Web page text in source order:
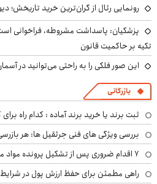
رونمایی رئال از گران‌ترین خرید تاریخش؛
پزشکیان: پاسداشت مشروطه، فراخوانی
تکیه بر حاکمیت قانون
این صور فلکی را به راحتی می‌توانید در
بازرگانی
ثبت برند یا خرید برند آماده : کدام راه
بررسی ویژگی های فنی جرثقیل ها: هر
۷ اقدام ضروری پس از تشکیل پرونده مواد مخدر؛ راهنمای خانواده‌ها
راهی مطمئن برای حفظ ارزش پول در